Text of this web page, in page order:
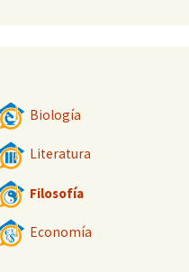
Biología
Literatura
Filosofía
Economía